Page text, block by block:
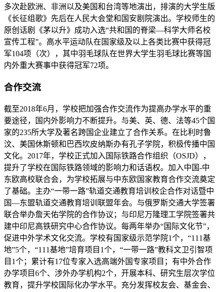
多次赴欧洲、非洲以及美国和台湾等地演出，排演的大学生版
《长征组歌》先后在人民大会堂和国安剧院演出。学校师生的
原创话剧《茅以升》成功入选“共和国的脊梁—科学大师名校
宣传工程”。高水平运动队在国家级及以上各类比赛中获得冠
军104项（次），其中羽毛球队在世界大学生羽毛球比赛等国
内外重大赛事中获得冠军72项。
合作交流
截至2018年6月，学校把加强合作交流作为提高办学水平的重
要途径，国内外影响力不断提升。与美、英、德、法等45个国
家的235所大学及著名跨国企业建立了合作关系。在比利时鲁
汶、美国休斯顿和巴西坎皮纳斯办有孔子学院，积极传播中国
文化。2017年，学校正式加入国际铁路合作组织（OSJD），
提升了学校在国际铁路领域的影响力和话语权。加入中国-中
东欧高校联合会，为学校拓展与中东欧国家教育合作交流奠定
了基础。主办“一带一路”轨道交通教育培训校企合作对话暨中
国—东盟轨道交通教育培训联盟年会。与俄罗斯交通大学签署
联合举办詹天佑学院的合作协议；与印尼万隆理工学院签署共
建中印尼高铁研究中心合作协议。每两年举办“国际文化节”，
促进中外学术文化交流。学校有国家级示范学院1个，“111基
地”5个，“111基地”培育项目1个，“一带一路”教科文卫引智项
目1个；累计有17位专家入选高端外国专家项目；有中外合作
办学项目6个、涉外办学机构2个，开展本科、研究生层次学位
教育，提升学校国际化办学水平。充分发挥校友会、基金会、